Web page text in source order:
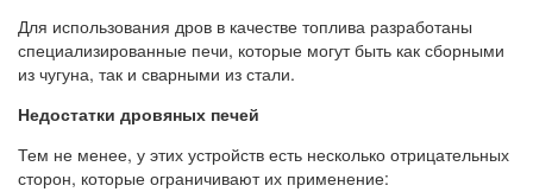
Для использования дров в качестве топлива разработаны
специализированные печи, которые могут быть как сборными
из чугуна, так и сварными из стали.
Недостатки дровяных печей
Тем не менее, у этих устройств есть несколько отрицательных
сторон, которые ограничивают их применение: